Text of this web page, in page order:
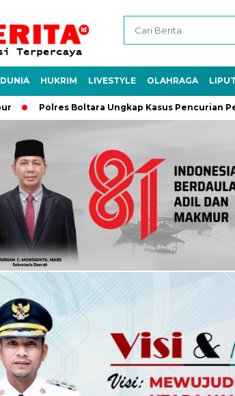
DUNIA HUKRIM LIVESTYLE OLAHRAGA
Polres Boltara Ungkap Kasus Pencurian